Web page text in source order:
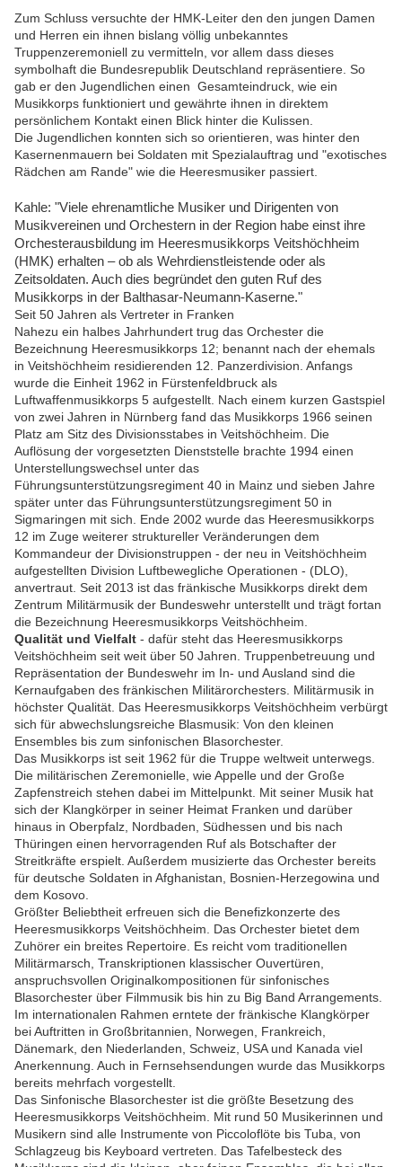
Zum Schluss versuchte der HMK-Leiter den den jungen Damen
und Herren ein ihnen bislang völlig unbekanntes
Truppenzeremoniell zu vermitteln, vor allem dass dieses
symbolhaft die Bundesrepublik Deutschland repräsentiere. So
gab er den Jugendlichen einen Gesamteindruck, wie ein
Musikkorps funktioniert und gewährte ihnen in direktem
persönlichem Kontakt einen Blick hinter die Kulissen.
Die Jugendlichen konnten sich so orientieren, was hinter den
Kasernenmauern bei Soldaten mit Spezialauftrag und "exotisches
Rädchen am Rande" wie die Heeresmusiker passiert.
Kahle: "Viele ehrenamtliche Musiker und Dirigenten von
Musikvereinen und Orchestern in der Region habe einst ihre
Orchesterausbildung im Heeresmusikkorps Veitshöchheim
(HMK) erhalten – ob als Wehrdienstleistende oder als
Zeitsoldaten. Auch dies begründet den guten Ruf des
Musikkorps in der Balthasar-Neumann-Kaserne."
Seit 50 Jahren als Vertreter in Franken
Nahezu ein halbes Jahrhundert trug das Orchester die
Bezeichnung Heeresmusikkorps 12; benannt nach der ehemals
in Veitshöchheim residierenden 12. Panzerdivision. Anfangs
wurde die Einheit 1962 in Fürstenfeldbruck als
Luftwaffenmusikkorps 5 aufgestellt. Nach einem kurzen Gastspiel
von zwei Jahren in Nürnberg fand das Musikkorps 1966 seinen
Platz am Sitz des Divisionsstabes in Veitshöchheim. Die
Auflösung der vorgesetzten Dienststelle brachte 1994 einen
Unterstellungswechsel unter das
Führungsunterstützungsregiment 40 in Mainz und sieben Jahre
später unter das Führungsunterstützungsregiment 50 in
Sigmaringen mit sich. Ende 2002 wurde das Heeresmusikkorps
12 im Zuge weiterer struktureller Veränderungen dem
Kommandeur der Divisionstruppen - der neu in Veitshöchheim
aufgestellten Division Luftbewegliche Operationen - (DLO),
anvertraut. Seit 2013 ist das fränkische Musikkorps direkt dem
Zentrum Militärmusik der Bundeswehr unterstellt und trägt fortan
die Bezeichnung Heeresmusikkorps Veitshöchheim.
Qualität und Vielfalt - dafür steht das Heeresmusikkorps
Veitshöchheim seit weit über 50 Jahren. Truppenbetreuung und
Repräsentation der Bundeswehr im In- und Ausland sind die
Kernaufgaben des fränkischen Militärorchesters. Militärmusik in
höchster Qualität. Das Heeresmusikkorps Veitshöchheim verbürgt
sich für abwechslungsreiche Blasmusik: Von den kleinen
Ensembles bis zum sinfonischen Blasorchester.
Das Musikkorps ist seit 1962 für die Truppe weltweit unterwegs.
Die militärischen Zeremonielle, wie Appelle und der Große
Zapfenstreich stehen dabei im Mittelpunkt. Mit seiner Musik hat
sich der Klangkörper in seiner Heimat Franken und darüber
hinaus in Oberpfalz, Nordbaden, Südhessen und bis nach
Thüringen einen hervorragenden Ruf als Botschafter der
Streitkräfte erspielt. Außerdem musizierte das Orchester bereits
für deutsche Soldaten in Afghanistan, Bosnien-Herzegowina und
dem Kosovo.
Größter Beliebtheit erfreuen sich die Benefizkonzerte des
Heeresmusikkorps Veitshöchheim. Das Orchester bietet dem
Zuhörer ein breites Repertoire. Es reicht vom traditionellen
Militärmarsch, Transkriptionen klassischer Ouvertüren,
anspruchsvollen Originalkompositionen für sinfonisches
Blasorchester über Filmmusik bis hin zu Big Band Arrangements.
Im internationalen Rahmen erntete der fränkische Klangkörper
bei Auftritten in Großbritannien, Norwegen, Frankreich,
Dänemark, den Niederlanden, Schweiz, USA und Kanada viel
Anerkennung. Auch in Fernsehsendungen wurde das Musikkorps
bereits mehrfach vorgestellt.
Das Sinfonische Blasorchester ist die größte Besetzung des
Heeresmusikkorps Veitshöchheim. Mit rund 50 Musikerinnen und
Musikern sind alle Instrumente von Piccoloflöte bis Tuba, von
Schlagzeug bis Keyboard vertreten. Das Tafelbesteck des